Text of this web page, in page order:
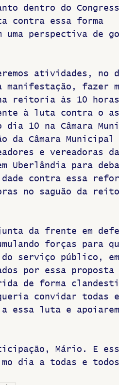
dentro do
contra essa forma
perspectiva de
atividades, no
manifestação, fazer
reitoria às 10 horas
à luta contra o
dia 10 na Câmara
da Câmara
e vereadoras
Uberlândia para
contra essa
no saguão da
da frente em
forças para
serviço público,
por essa proposta
de forma
convidar todas
a essa luta e
Mário. E
dia a todas e